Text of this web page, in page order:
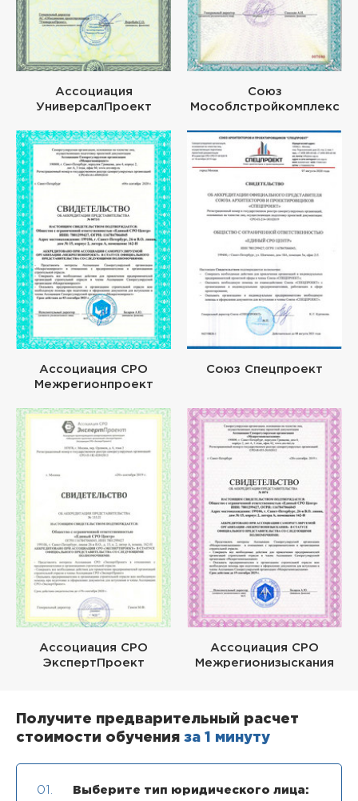
Ассоциация
УниверсалПроект
Союз
Мособлстройкомплекс
Ассоциация СРО
Межрегионпроект
Союз Спецпроект
Ассоциация СРО
ЭкспертПроект
Ассоциация СРО
Межрегионизыскания
Получите предварительный расчет
стоимости обучения за 1 минуту
01. Выберите тип юридического лица: